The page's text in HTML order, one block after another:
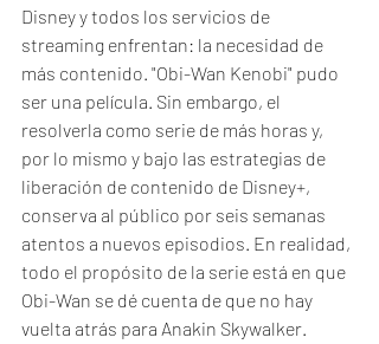
Disney y todos los servicios de
streaming enfrentan: la necesidad de
más contenido. "Obi-Wan Kenobi" pudo
ser una película. Sin embargo, el
resolverla como serie de más horas y,
por lo mismo y bajo las estrategias de
liberación de contenido de Disney+,
conserva al público por seis semanas
atentos a nuevos episodios. En realidad,
todo el propósito de la serie está en que
Obi-Wan se dé cuenta de que no hay
vuelta atrás para Anakin Skywalker.